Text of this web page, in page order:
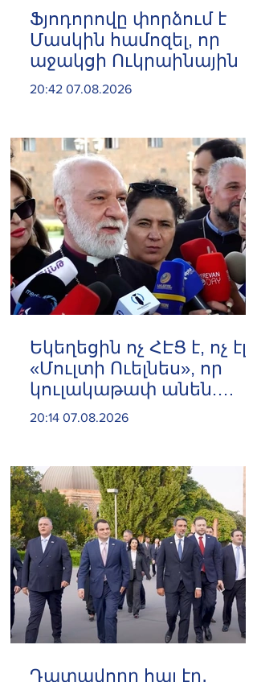
Ֆյոդորովը փորձում է
Մասկին համոզել, որ
աջակցի Ուկրաինային
20:42 07.08.2026
Եկեղեցին ոչ ՀԷՑ է, ոչ էլ
«Մուլտի Ուելնես», որ
կուլակաթափ անեն.
Նաթան արքեպիսկոպոս
20:14 07.08.2026
Դատավորը հայ էր․